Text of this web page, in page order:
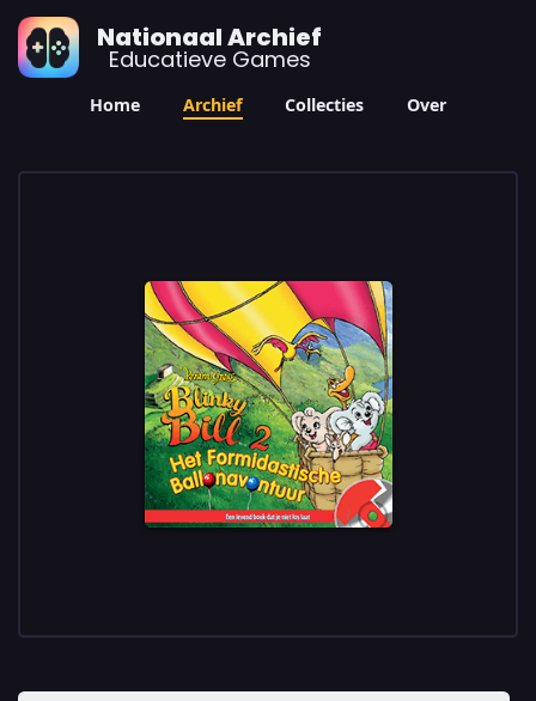
Nationaal Archief
Educatieve Games
Home Archief Collecties Over